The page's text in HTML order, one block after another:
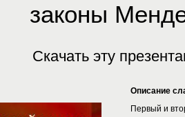
законы
Скачать эту
Описание
Первый и